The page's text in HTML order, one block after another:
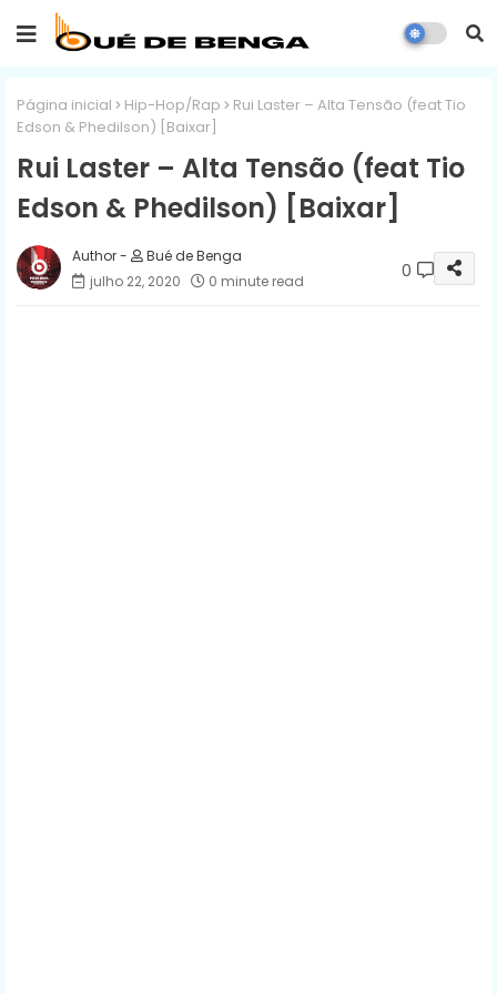
Página inicial Hip-Hop/Rap
Rui Laster – Alta Tensão (feat Tio
Edson & Phedilson) [Baixar]
Rui Laster – Alta Tensão (feat Tio
Edson & Phedilson) [Baixar]
Bué de Benga
julho 22, 2020
0 minute read 0